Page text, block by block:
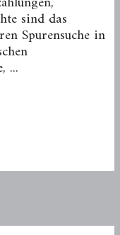
sind das
Spurensuche in
...